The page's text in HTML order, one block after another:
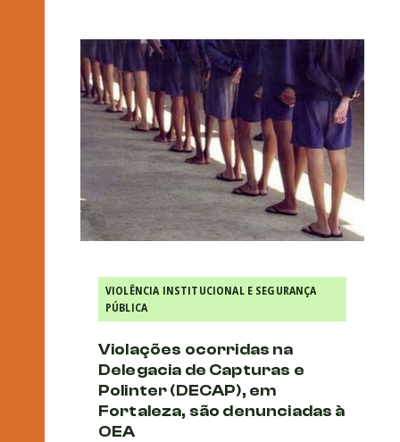
VIOLÊNCIA INSTITUCIONAL E SEGURANÇA
PÚBLICA
Violações ocorridas na
Delegacia de Capturas e
Polinter (DECAP), em
Fortaleza, são denunciadas à
OEA